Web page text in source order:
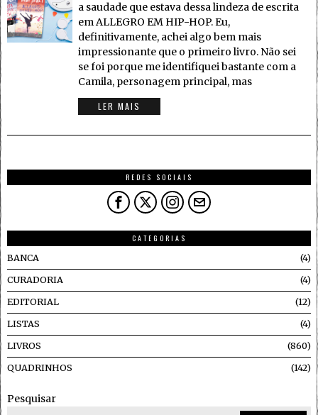
a saudade que estava dessa lindeza de escrita
em ALLEGRO EM HIP-HOP. Eu,
definitivamente, achei algo bem mais
impressionante que o primeiro livro. Não sei
se foi porque me identifiquei bastante com a
Camila, personagem principal, mas
LER MAIS
REDES SOCIAIS
CATEGORIAS
BANCA
4
CURADORIA 4
EDITORIAL 12
LISTAS 4
LIVROS 860
QUADRINHOS 142
Pesquisar